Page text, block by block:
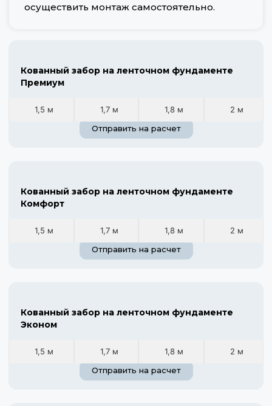
осуществить монтаж самостоятельно.
Кованный забор на ленточном фундаменте
Премиум
1,5 м 1,7 м 1,8 м
2 м
Отправить на расчет
Кованный забор на ленточном фундаменте
Комфорт
1,5 м 1,7 м 1,8 м
2 м
Отправить на расчет
Кованный забор на ленточном фундаменте
Эконом
1,5 м 1,7 м 1,8 м
2 м
Отправить на расчет